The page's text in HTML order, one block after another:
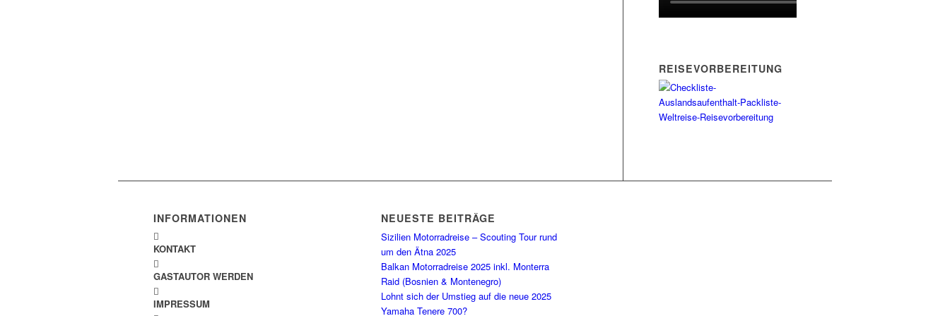
REISEVORBEREITUNG
INFORMATIONEN
KONTAKT
GASTAUTOR WERDEN
IMPRESSUM
NEUESTE BEITRÄGE
Sizilien Motorradreise – Scouting Tour rund
um den Ätna 2025
Balkan Motorradreise 2025 inkl. Monterra
Raid (Bosnien & Montenegro)
Lohnt sich der Umstieg auf die neue 2025
Yamaha Tenere 700?